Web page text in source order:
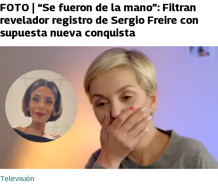
FOTO | “Se fueron de la mano”: Filtran
revelador registro de Sergio Freire con
supuesta nueva conquista
Televisión